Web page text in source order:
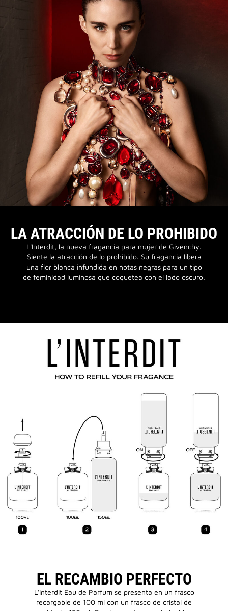
LA ATRACCIÓN DE LO PROHIBIDO
L'Interdit, la nueva fragancia para mujer de Givenchy.
Siente la atracción de lo prohibido. Su fragancia libera
una flor blanca infundida en notas negras para un tipo
de feminidad luminosa que coquetea con el lado oscuro.
EL RECAMBIO PERFECTO
L'Interdit Eau de Parfum se presenta en un frasco
recargable de 100 ml con un frasco de cristal de